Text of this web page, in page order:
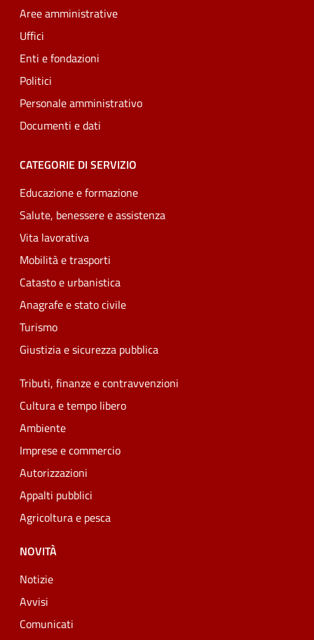
Aree amministrative
Uffici
Enti e fondazioni
Politici
Personale amministrativo
Documenti e dati
CATEGORIE DI SERVIZIO
Educazione e formazione
Salute, benessere e assistenza
Vita lavorativa
Mobilità e trasporti
Catasto e urbanistica
Anagrafe e stato civile
Turismo
Giustizia e sicurezza pubblica
Tributi, finanze e contravvenzioni
Cultura e tempo libero
Ambiente
Imprese e commercio
Autorizzazioni
Appalti pubblici
Agricoltura e pesca
NOVITÀ
Notizie
Avvisi
Comunicati